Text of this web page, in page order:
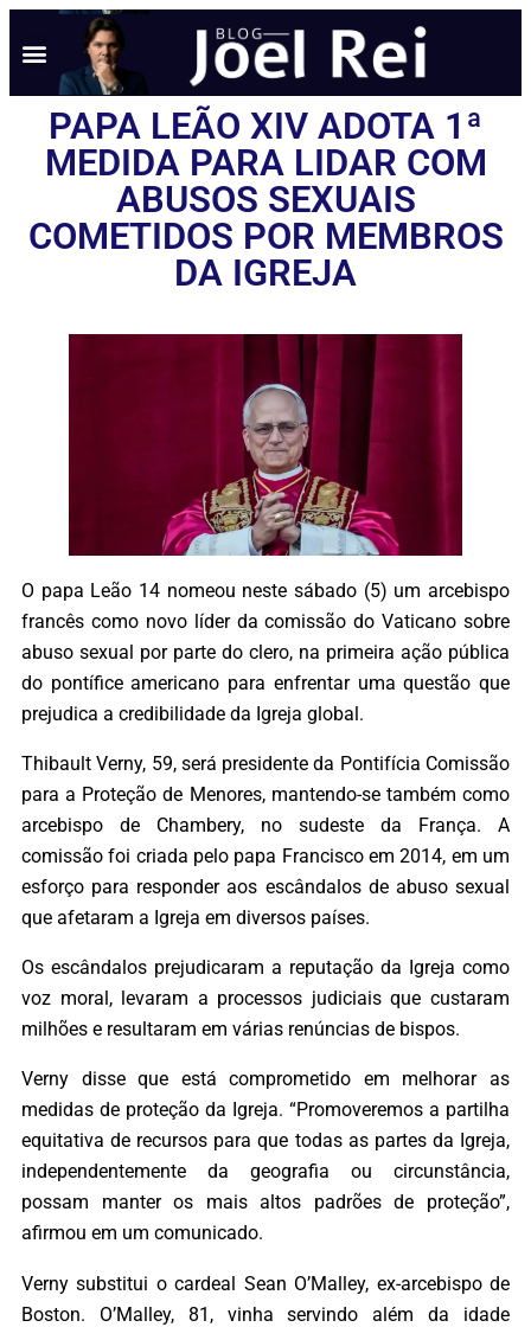
PAPA LEÃO XIV ADOTA 1ª
MEDIDA PARA LIDAR COM
ABUSOS SEXUAIS
COMETIDOS POR MEMBROS
DA IGREJA
O papa Leão 14 nomeou neste sábado (5) um arcebispo
francês como novo líder da comissão do Vaticano sobre
abuso sexual por parte do clero, na primeira ação pública
do pontífice americano para enfrentar uma questão que
prejudica a credibilidade da Igreja global.
Thibault Verny, 59, será presidente da Pontifícia Comissão
para a Proteção de Menores, mantendo-se também como
arcebispo de Chambery, no sudeste da França. A
comissão foi criada pelo papa Francisco em 2014, em um
esforço para responder aos escândalos de abuso sexual
que afetaram a Igreja em diversos países.
Os escândalos prejudicaram a reputação da Igreja como
voz moral, levaram a processos judiciais que custaram
milhões e resultaram em várias renúncias de bispos.
Verny disse que está comprometido em melhorar as
medidas de proteção da Igreja. “Promoveremos a partilha
equitativa de recursos para que todas as partes da Igreja,
independentemente da geografia ou circunstância,
possam manter os mais altos padrões de proteção”,
afirmou em um comunicado.
Verny substitui o cardeal Sean O’Malley, ex-arcebispo de
Boston. O’Malley, 81, vinha servindo além da idade